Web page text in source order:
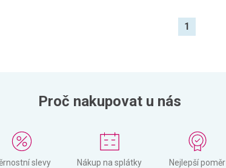
1
Proč nakupovat u nás
slevy Nákup na splátky
Nejlepší poměr